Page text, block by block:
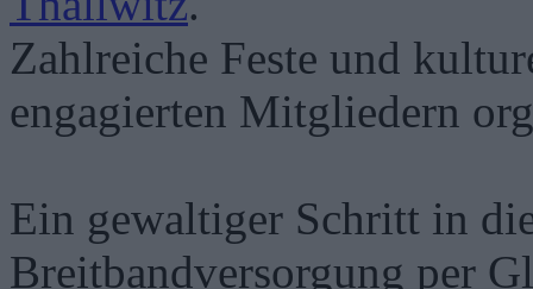
Zahlreiche Feste und
engagierten Mitgliedern
Ein gewaltiger Schritt in
Breitbandversorgung per